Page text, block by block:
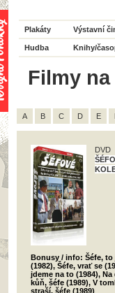
Plakáty Výstavní
Hudba Knihy/
Filmy
A B C D E
DVD
Bonusy / info: Šéfe, to
(1982), Šéfe, vrať se
jdeme na to (1984), Na
kůň, šéfe (1989), V
straší, šéfe (1989)